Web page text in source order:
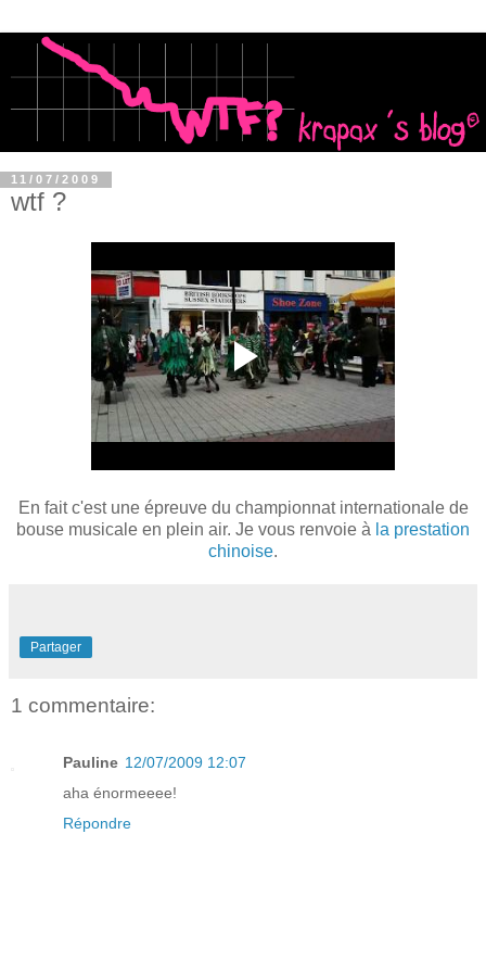
11/07/2009
wtf ?
En fait c'est une épreuve du championnat internationale de
bouse musicale en plein air. Je vous renvoie à la prestation
chinoise.
Partager
1 commentaire:
Pauline 12/07/2009 12:07
aha énormeeee!
Répondre